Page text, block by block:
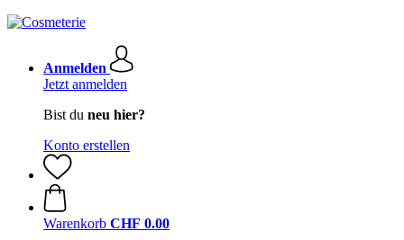
Anmelden
Jetzt anmelden
Bist du neu hier?
Konto erstellen
Warenkorb CHF 0.00